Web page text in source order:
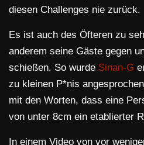
diesen Challenges nie zurück.
Es ist auch des Öfteren zu
anderem seine Gäste gegen
schießen. So wurde Sinan-G
zu kleinen P*nis
mit den Worten, dass eine
von unter 8cm ein etablierter
In einem Video von vor